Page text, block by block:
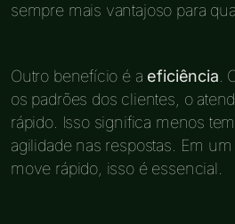
sempre mais vantajoso para
Outro benefício é a eficiência.
os padrões dos clientes, o
rápido. Isso significa menos
agilidade nas respostas. Em
move rápido, isso é essencial.